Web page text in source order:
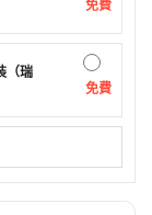
免費
（瑞
免費